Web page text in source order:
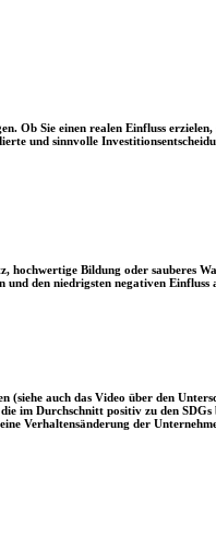
Ob Sie einen realen Einfluss
und sinnvolle
Bildung oder sauberes
den niedrigsten negativen Einfluss
auch das Video über den
im Durchschnitt positiv zu den
Verhaltensänderung der